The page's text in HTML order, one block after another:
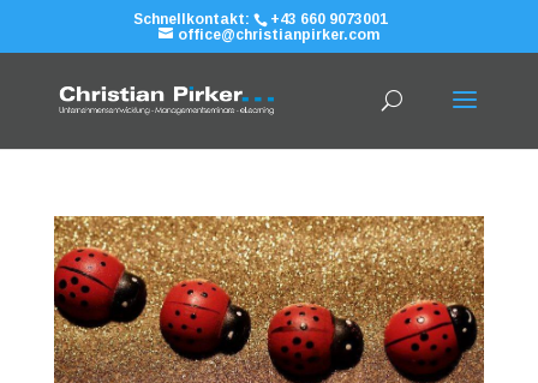
Schnellkontakt:
+43 660 9073001
office@christianpirker.com